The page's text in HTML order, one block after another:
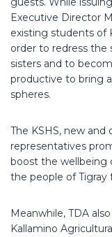
Executive Director
existing students of
order to redress the
sisters and to
productive to bring
spheres.
The KSHS, new
representatives
boost the wellbeing
the people of Tigray
Meanwhile, TDA
Kallamino